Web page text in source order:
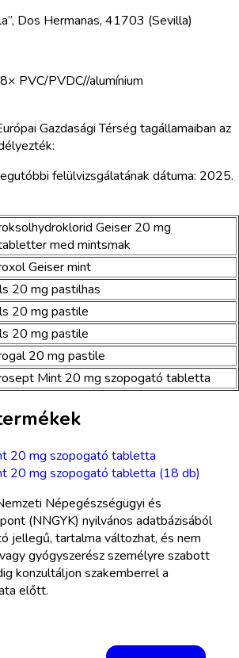
Dos Hermanas, 41703 (Sevilla)
PVC/PVDC//alumínium
Gazdasági Térség tagállamaiban az
felülvizsgálatának dátuma: 2025.
Geiser 20 mg
med mintsmak
Geiser mint
20 mg pastilhas
20 mg pastile
20 mg pastile
20 mg pastile
Mint 20 mg szopogató tabletta
20 mg szopogató tabletta
20 mg szopogató tabletta (18 db)
Népegészségügyi és
(NNGYK) nyilvános adatbázisából
jellegű, tartalma változhat, és nem
gyógyszerész személyre szabott
konzultáljon szakemberrel a
előtt.